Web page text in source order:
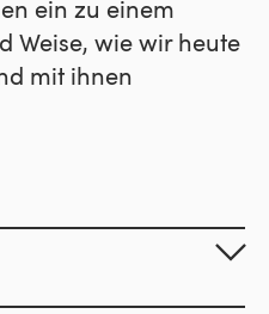
ein zu einem
Weise, wie wir heute
mit ihnen